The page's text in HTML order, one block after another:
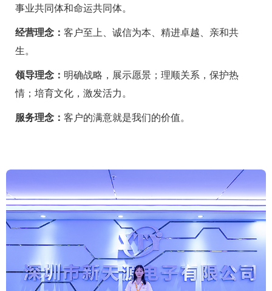
事业共同体和命运共同体。
经营理念： 客户至上、诚信为本、精进卓越、亲和共
生。
领导理念： 明确战略，展示愿景；理顺关系，保护热
情；培育文化，激发活力。
服务理念： 客户的满意就是我们的价值。